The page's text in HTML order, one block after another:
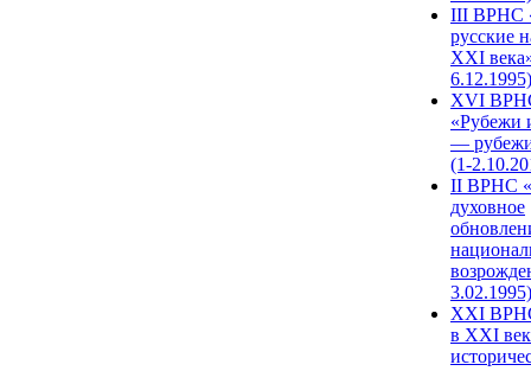
III ВРНС
русские
XXI
6.12.1995)
XVI
«Рубежи
—
(1-
II ВРНС
духовное
3.02.1995)
XХI
в XXI